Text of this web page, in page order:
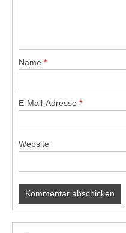
Name *
E-Mail-Adresse *
Website